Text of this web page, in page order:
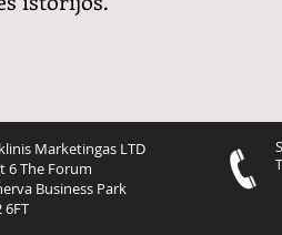
Marketingas LTD
6 The Forum
Business Park
6FT